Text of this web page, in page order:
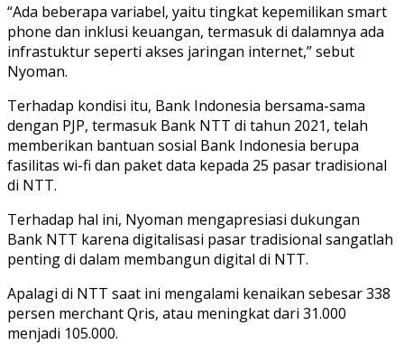
“Ada beberapa variabel, yaitu tingkat kepemilikan smart
phone dan inklusi keuangan, termasuk di dalamnya ada
infrastuktur seperti akses jaringan internet,” sebut
Nyoman.
Terhadap kondisi itu, Bank Indonesia bersama-sama
dengan PJP, termasuk Bank NTT di tahun 2021, telah
memberikan bantuan sosial Bank Indonesia berupa
fasilitas wi-fi dan paket data kepada 25 pasar tradisional
di NTT.
Terhadap hal ini, Nyoman mengapresiasi dukungan
Bank NTT karena digitalisasi pasar tradisional sangatlah
penting di dalam membangun digital di NTT.
Apalagi di NTT saat ini mengalami kenaikan sebesar 338
persen merchant Qris, atau meningkat dari 31.000
menjadi 105.000.